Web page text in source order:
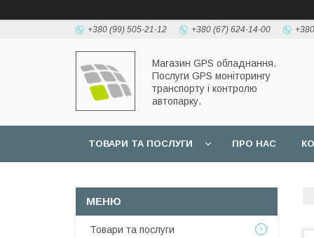
+380 (99) 505-21-12 +380 (67) 624-14-00
Магазин GPS обладнання.
Послуги GPS моніторингу
транспорту і контролю
автопарку.
ТОВАРИ ТА ПОСЛУГИ ПРО НАС
Товари та послуги